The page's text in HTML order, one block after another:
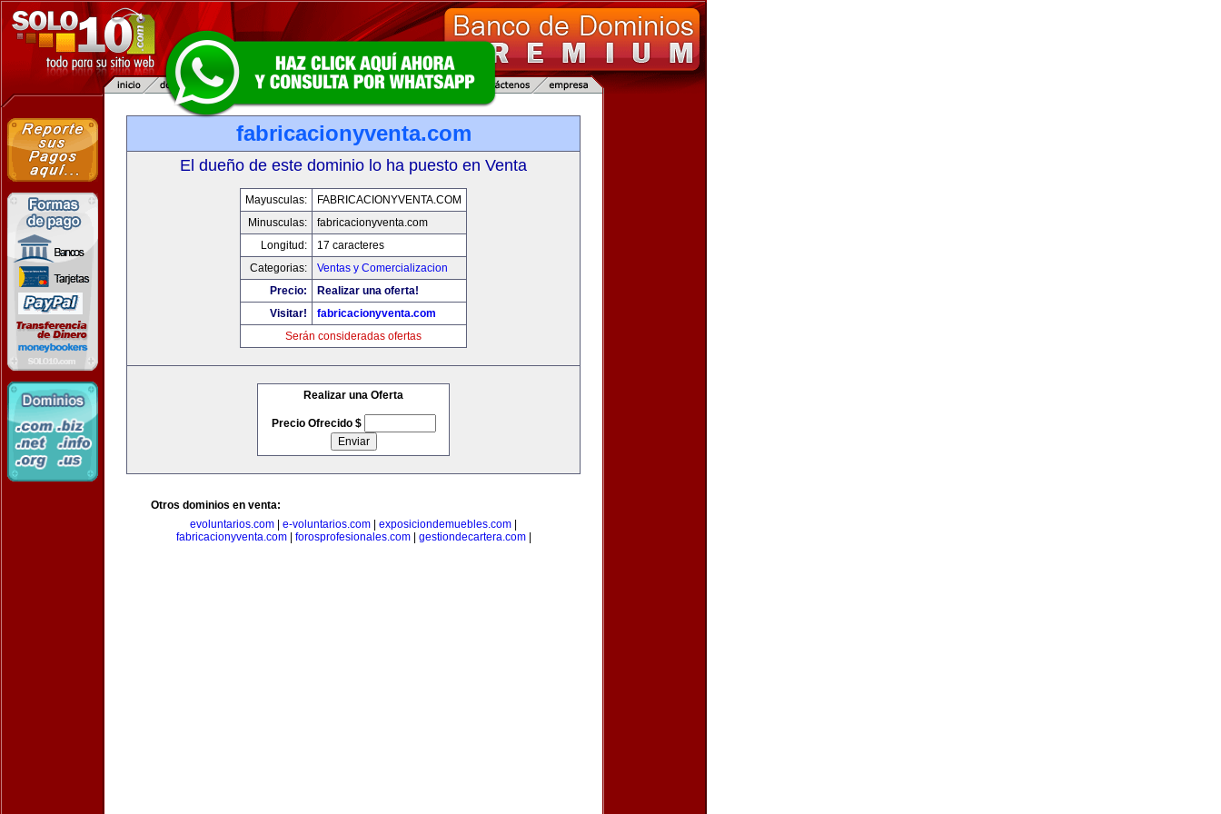
fabricacionyventa.com
El dueño de este dominio lo ha puesto en Venta
Mayusculas:
FABRICACIONYVENTA.COM
Minusculas:
fabricacionyventa.com
Longitud:
17 caracteres
Categorias:
Ventas y Comercializacion
Precio:
Realizar una oferta!
Visitar!
fabricacionyventa.com
Serán consideradas ofertas
Realizar una Oferta
Precio Ofrecido $
Otros dominios en venta:
evoluntarios.com
e-voluntarios.com exposiciondemuebles.com
fabricacionyventa.com| forosprofesionales.com| gestiondecartera.com|